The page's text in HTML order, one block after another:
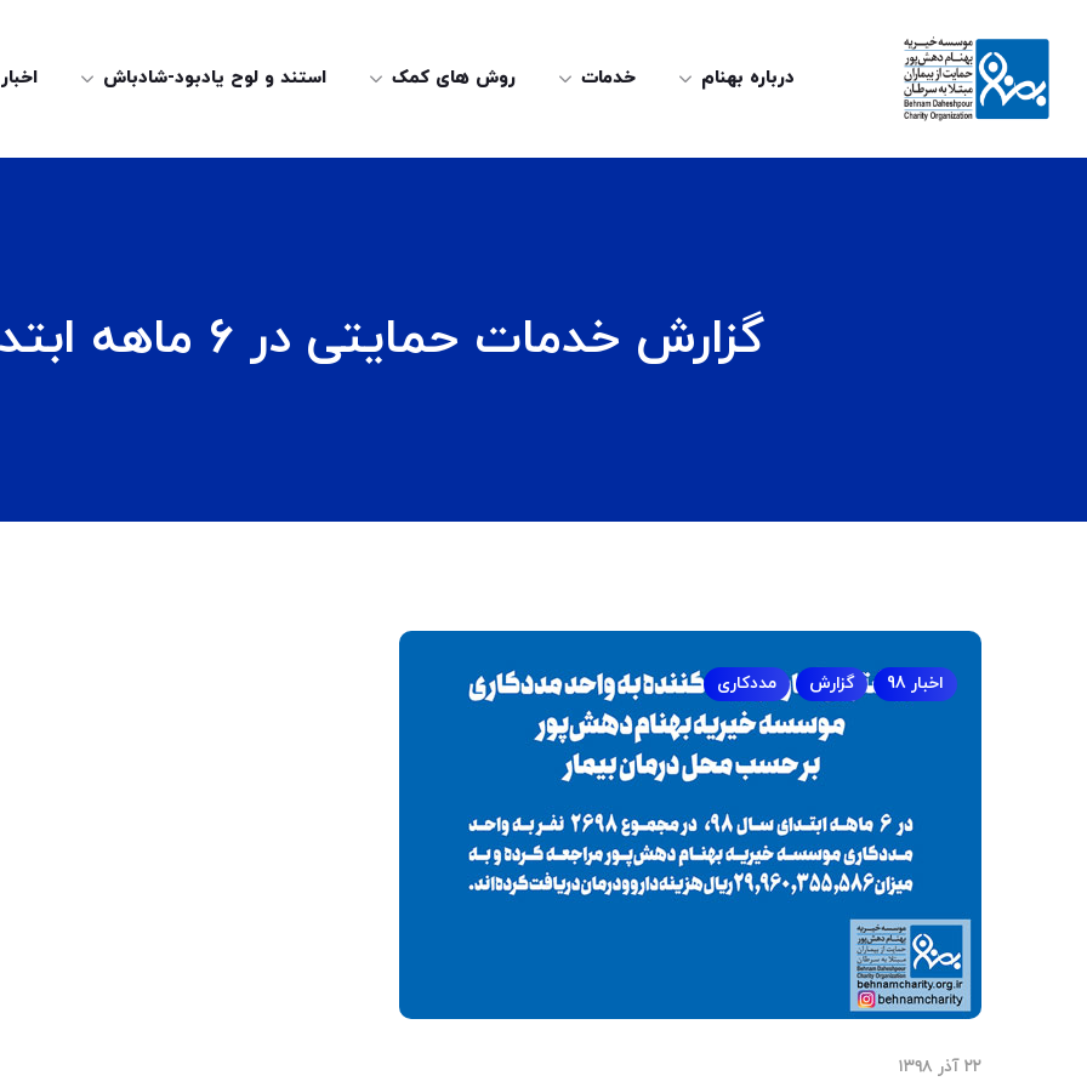
درباره بهنام خدمات روش های کمک استند و لوح یادبود-شادباش اخبار
گزارش خدمات حمایتی در ۶ ماهه ابتدای سال ۹۸
اخبار 98 گزارش مددکاری
۲۲ آذر ۱۳۹۸